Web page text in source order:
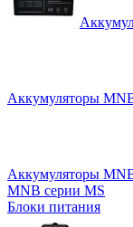
Аккумуляторы
Аккумуляторы
MNB серии MS
Блоки питания